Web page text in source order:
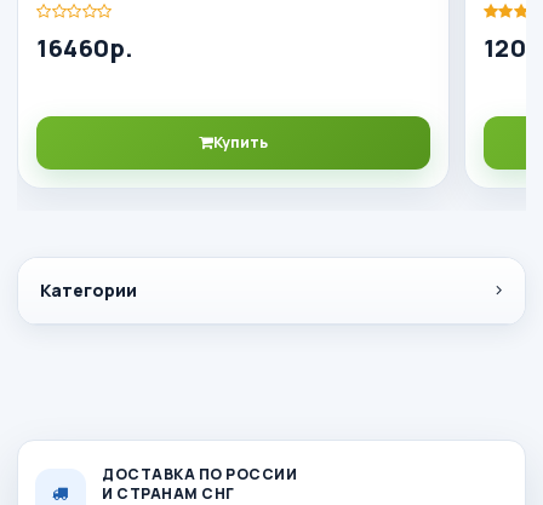
Категории
16460р.
Купить
ДОСТАВКА ПО РОССИИ
И СТРАНАМ СНГ